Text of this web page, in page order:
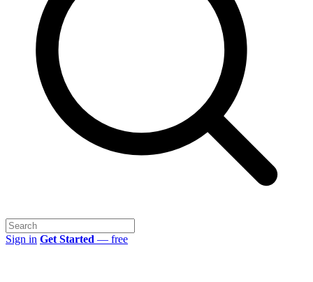
Sign in Get Started — free